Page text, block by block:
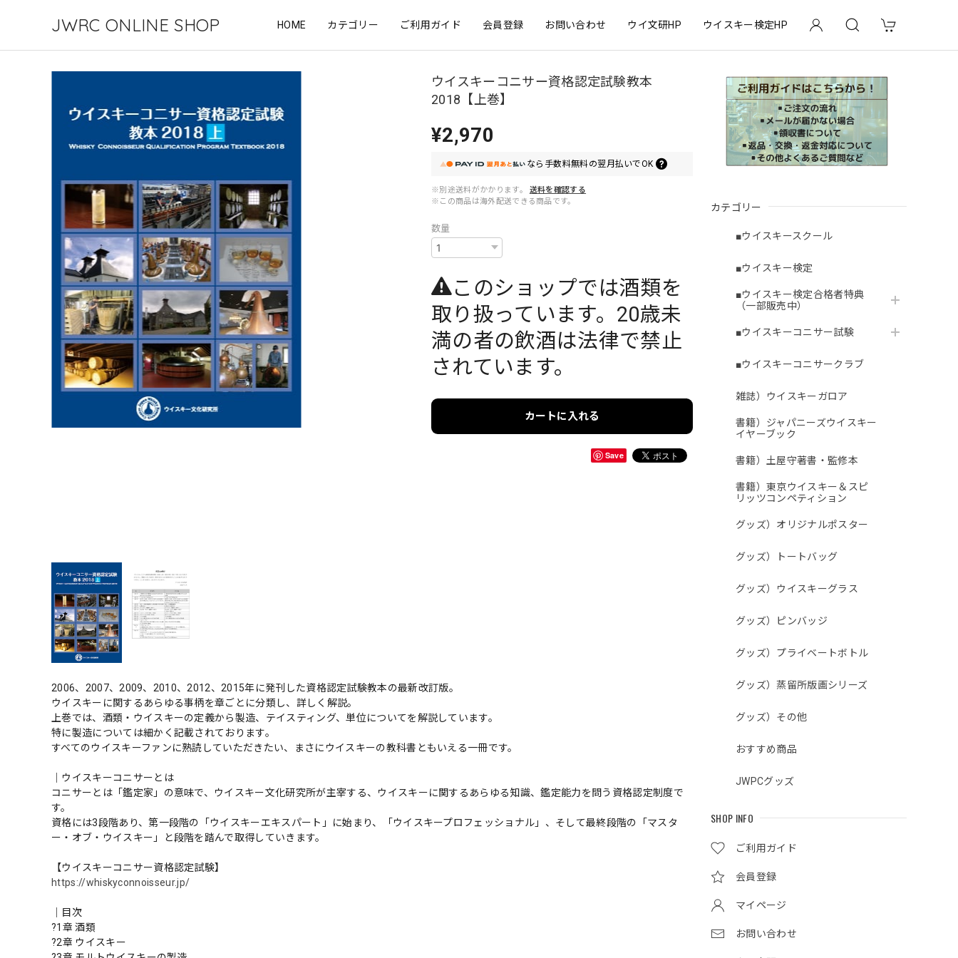
JWRC ONLINE SHOP HOME カテゴリー ご利用ガイド 会員登録 お問い合わせ ウイ文研HP ウイスキー検定HP
カテゴリー
■ウイスキースクール
■ウイスキー検定
■ウイスキー検定合格者特典
（一部販売中）
■ウイスキーコニサー試験
■ウイスキーコニサークラブ
雑誌）ウイスキーガロア
書籍）ジャパニーズウイスキー
イヤーブック
書籍）土屋守著書・監修本
書籍）東京ウイスキー＆スピ
リッツコンペティション
グッズ）オリジナルポスター
グッズ）トートバッグ
グッズ）ウイスキーグラス
グッズ）ピンバッジ
グッズ）プライベートボトル
グッズ）蒸留所版画シリーズ
グッズ）その他
おすすめ商品
JWPCグッズ
SHOP INFO
ご利用ガイド
会員登録
マイページ
お問い合わせ
ウイスキーコニサー資格認定試験教本
2018【上巻】
¥2,970
なら 手数料無料の翌月払いでOK
※別途送料がかかります。
送料を確認する
※この商品は海外配送できる商品です。
数量
このショップでは酒類を
取り扱っています。20歳未
満の者の飲酒は法律で禁止
されています。
カートに入れる
Save
2006、2007、2009、2010、2012、2015年に発刊した資格認定試験教本の最新改訂版。
ウイスキーに関するあらゆる事柄を章ごとに分類し、詳しく解説。
上巻では、酒類・ウイスキーの定義から製造、テイスティング、単位についてを解説しています。
特に製造については細かく記載されております。
すべてのウイスキーファンに熟読していただきたい、まさにウイスキーの教科書ともいえる一冊です。
｜ウイスキーコニサーとは
コニサーとは「鑑定家」の意味で、ウイスキー文化研究所が主宰する、ウイスキーに関するあらゆる知識、鑑定能力を問う資格認定制度で
す。
資格には3段階あり、第一段階の「ウイスキーエキスパート」に始まり、「ウイスキープロフェッショナル」、そして最終段階の「マスタ
ー・オブ・ウイスキー」と段階を踏んで取得していきます。
【ウイスキーコニサー資格認定試験】
https://whiskyconnoisseur.jp/
｜目次
?1章 酒類
?2章 ウイスキー